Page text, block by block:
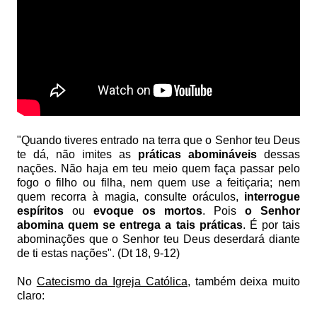
"Quando tiveres entrado na terra que o Senhor teu Deus
te dá, não imites as práticas abomináveis dessas
nações. Não haja em teu meio quem faça passar pelo
fogo o filho ou filha, nem quem use a feitiçaria; nem
quem recorra à magia, consulte oráculos, interrogue
espíritos ou evoque os mortos. Pois o Senhor
abomina quem se entrega a tais práticas. É por tais
abominações que o Senhor teu Deus deserdará diante
de ti estas nações". (Dt 18, 9-12)
No Catecismo da Igreja Católica, também deixa muito
claro: